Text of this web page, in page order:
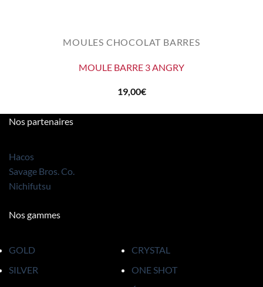
MOULES CHOCOLAT BARRES
MOULE BARRE 3 ANGRY
19,00€
Nos partenaires
Hacos
Savage Bros. Co.
Nichifutsu
Nos gammes
GOLD
CRYSTAL
SILVER
ONE SHOT